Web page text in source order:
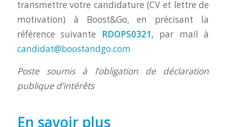
transmettre votre candidature (CV et lettre de
motivation) à Boost&Go, en précisant la
référence suivante RDOPS0321, par mail à
candidat@boostandgo.com
Poste soumis à l’obligation de déclaration
publique d’intérêts
En savoir plus